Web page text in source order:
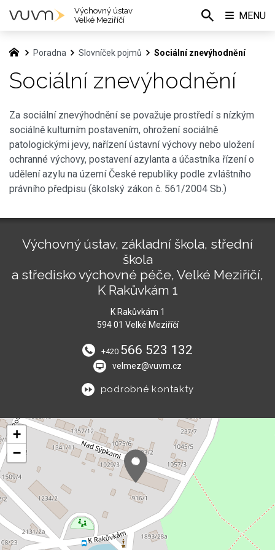
Poradna Slovníček pojmů Sociální znevýhodnění
Sociální znevýhodnění
Za sociální znevýhodnění se považuje prostředí s nízkým
sociálně kulturním postavením, ohrožení sociálně
patologickými jevy, nařízení ústavní výchovy nebo uložení
ochranné výchovy, postavení azylanta a účastníka řízení o
udělení azylu na území České republiky podle zvláštního
právního předpisu (školský zákon č. 561/2004 Sb.)
Výchovný ústav, základní škola, střední
škola
a středisko výchovné péče, Velké Meziříčí,
K Rakůvkám 1
K Rakůvkám 1
594 01 Velké Meziříčí
+420 566 523 132
velmez@vuvm.cz
podrobné kontakty
+
−
Výchovný ústav
Velké Meziříčí
MENU